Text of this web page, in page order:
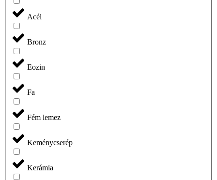
Acél
Bronz
Eozin
Fa
Fém lemez
Keménycserép
Kerámia